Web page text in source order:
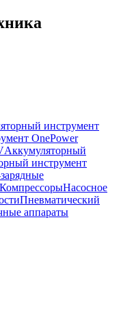
инструмент
OnePower
Аккумуляторный
инструмент
КомпрессорыНасосное
Пневматический
аппараты